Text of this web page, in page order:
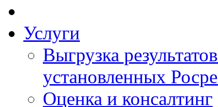
Услуги
Выгрузка
установленных
Оценка и консалтинг